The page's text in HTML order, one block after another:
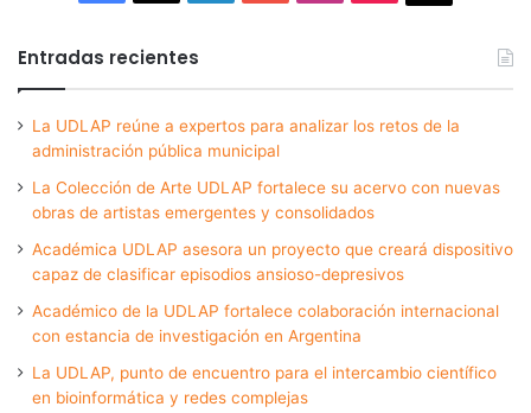
Entradas recientes
La UDLAP reúne a expertos para analizar los retos de la
administración pública municipal
La Colección de Arte UDLAP fortalece su acervo con nuevas
obras de artistas emergentes y consolidados
Académica UDLAP asesora un proyecto que creará dispositivo
capaz de clasificar episodios ansioso-depresivos
Académico de la UDLAP fortalece colaboración internacional
con estancia de investigación en Argentina
La UDLAP, punto de encuentro para el intercambio científico
en bioinformática y redes complejas